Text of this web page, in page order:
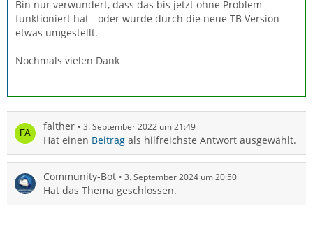
Bin nur verwundert, dass das bis jetzt ohne Problem
funktioniert hat - oder wurde durch die neue TB Version
etwas umgestellt.
Nochmals vielen Dank
falther 3. September 2022 um 21:49
Hat einen Beitrag als hilfreichste Antwort ausgewählt.
Community-Bot 3. September 2024 um 20:50
Hat das Thema geschlossen.